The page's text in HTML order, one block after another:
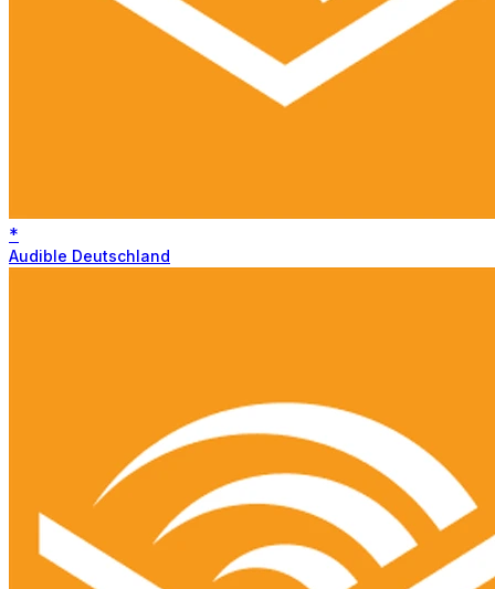
*
Audible Deutschland